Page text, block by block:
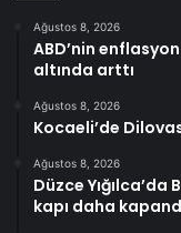
Ağustos 8, 2026
ABD’nin
altında arttı
Ağustos 8, 2026
Kocaeli’de
Ağustos 8, 2026
Düzce
kapı daha